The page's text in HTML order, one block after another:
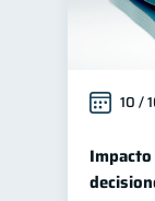
10 /